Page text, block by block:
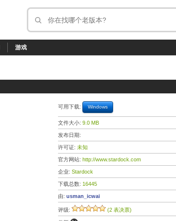
游戏
可用下载: Windows
文件大小: 9.0 MB
发布日期:
许可证: 未知
官方网站: http://www.stardock.com
企业: Stardock
下载总数: 16445
由: usman_icwai
评级: (2 表决票)